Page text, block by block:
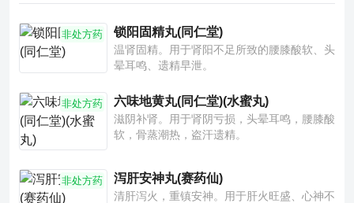
非处方药 锁阳固精丸(同仁堂)
温肾固精。用于肾阳不足所致的腰膝酸软、头
晕耳鸣、遗精早泄。
非处方药 六味地黄丸(同仁堂)(水蜜丸)
滋阴补肾。用于肾阴亏损，头晕耳鸣，腰膝酸
软，骨蒸潮热，盗汗遗精。
非处方药 泻肝安神丸(赛药仙)
清肝泻火，重镇安神。用于肝火旺盛、心神不